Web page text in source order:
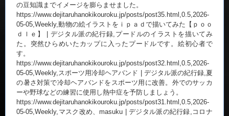
の豆知識までイメージを膨らませました。
https://www.dejitaruhanokikouroku.jp/posts/post35.html,0.5,2026-
05-05,Weekly,動物の絵イラストをｉｐａｄで描いてみた【ｐｏｏ
ｄｌｅ】 | デジタル派の紀行録,プードルのイラストを描いてみ
た。突然ひらめいたカップに入ったプードルです。絵初心者で
す。
https://www.dejitaruhanokikouroku.jp/posts/post32.html,0.5,2026-
05-05,Weekly,スポーツ用冷却ヘアバンド | デジタル派の紀行録,夏
の暑さ対策で冷却ヘアバンドをスポーツ用に改善。外でのサッカ
ーや野球などの練習に使用し熱中症を予防しましょう。
https://www.dejitaruhanokikouroku.jp/posts/post31.html,0.5,2026-
05-05,Weekly,マスク改め、masuku | デジタル派の紀行録,コロナ